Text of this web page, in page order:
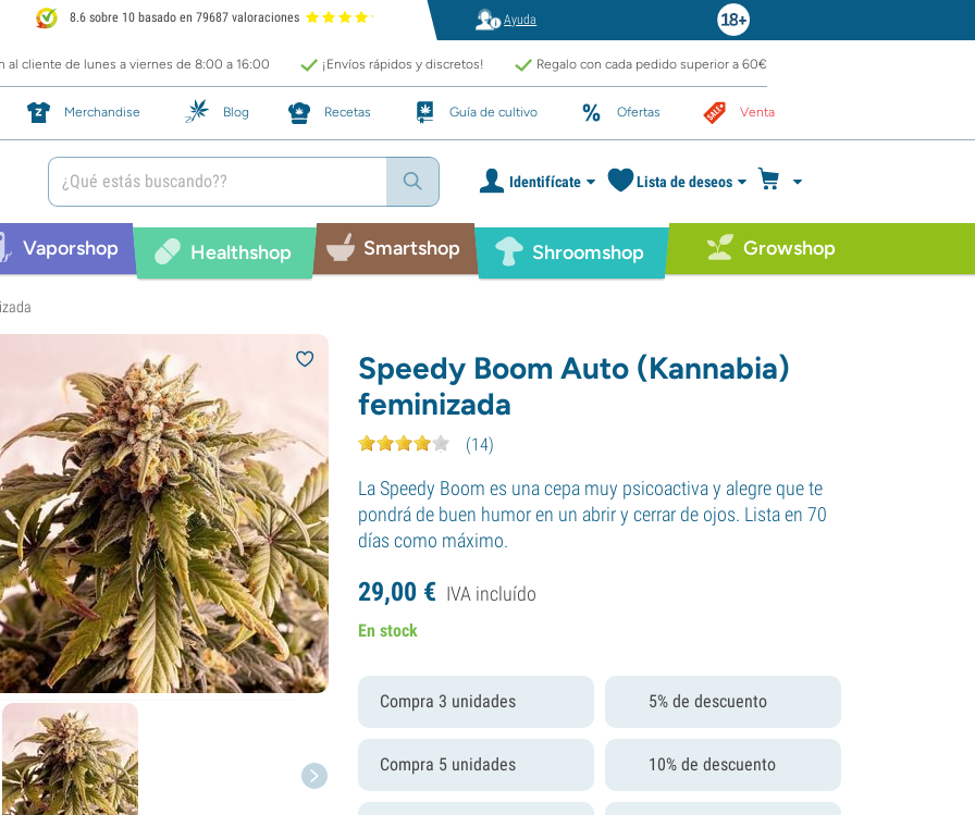
8.6 sobre 10 basado en 79687 valoraciones Ayuda
al cliente de lunes a viernes de 8:00 a 16:00 ¡Envíos rápidos y discretos! Regalo con cada pedido superior a 60€
Merchandise Blog Recetas Guía de cultivo Ofertas Venta
Identifícate Lista de deseos
Vaporshop Healthshop Smartshop Shroomshop Growshop
Speedy Boom Auto (Kannabia)
feminizada
(14)
La Speedy Boom es una cepa muy psicoactiva y alegre que te
pondrá de buen humor en un abrir y cerrar de ojos. Lista en 70
días como máximo.
29,00 € IVA incluído
En stock
Compra 3 unidades 5% de descuento
Compra 5 unidades 10% de descuento